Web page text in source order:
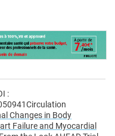
:
Changes in Body
Failure and Myocardial